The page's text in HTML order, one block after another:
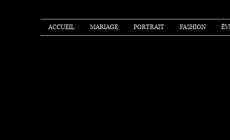
ACCUEIL MARIAGE PORTRAIT FASHION